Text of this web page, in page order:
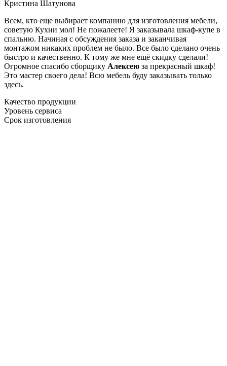
Кристина Шатунова
Всем, кто еще выбирает компанию для изготовления мебели,
советую Кухни мол! Не пожалеете! Я заказывала шкаф-купе в
спальню. Начиная с обсуждения заказа и заканчивая
монтажом никаких проблем не было. Все было сделано очень
быстро и качественно. К тому же мне ещё скидку сделали!
Огромное спасибо сборщику Алексею за прекрасный шкаф!
Это мастер своего дела! Всю мебель буду заказывать только
здесь.
Качество продукции
Уровень сервиса
Срок изготовления